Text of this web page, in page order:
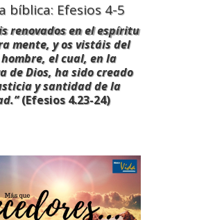
bíblica: Efesios 4-5
renovados en el espíritu
mente, y os vistáis del
el cual, en la
de Dios, ha sido creado
y santidad de la
(Efesios 4.23-24)